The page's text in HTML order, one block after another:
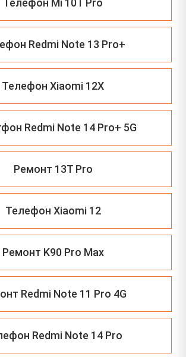
Телефон Mi 10T Pro
Redmi Note 13 Pro+
Телефон Xiaomi 12X
Redmi Note 14 Pro+ 5G
Ремонт 13T Pro
Телефон Xiaomi 12
Ремонт K90 Pro Max
Redmi Note 11 Pro 4G
Redmi Note 14 Pro